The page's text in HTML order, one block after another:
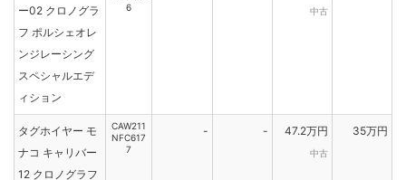
ー02 クロノグラ
フ ポルシェオレ
ンジレーシング
スペシャルエデ
ィション
6
中古
タグホイヤー モ
ナコ キャリバー
12 クロノグラフ
CAW211
NFC617
7
- - 47.2万円
中古
35万円